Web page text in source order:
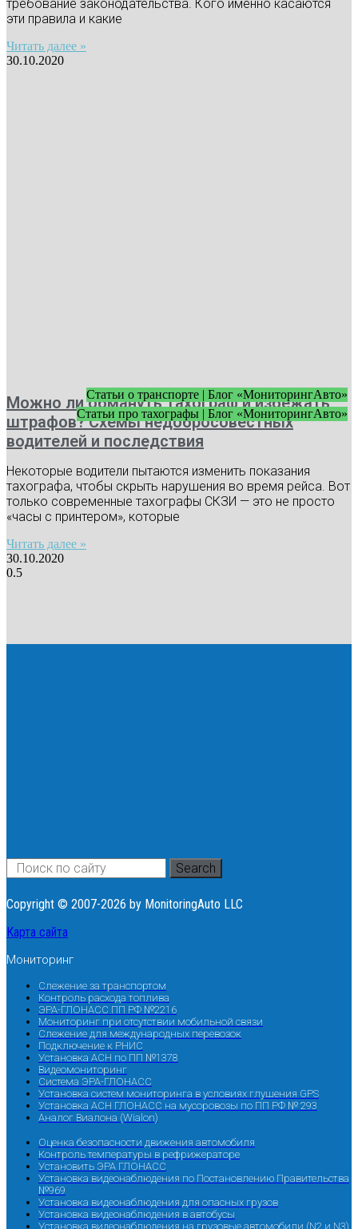
требование законодательства. Кого именно касаются
эти правила и какие
Читать далее »
30.10.2020
Статьи о транспорте | Блог «МониторингАвто»
Статьи про тахографы | Блог «МониторингАвто»
Можно ли обмануть тахограф и избежать
штрафов? Схемы недобросовестных
водителей и последствия
Некоторые водители пытаются изменить показания
тахографа, чтобы скрыть нарушения во время рейса. Вот
только современные тахографы СКЗИ — это не просто
«часы с принтером», которые
Читать далее »
30.10.2020
Search
Copyright © 2007-2026 by MonitoringAuto LLC
Карта сайта
Мониторинг
Слежение за транспортом
Контроль расхода топлива
ЭРА-ГЛОНАСС ПП РФ №2216
Мониторинг при отсутствии мобильной связи
Слежение для международных перевозок
Подключение к РНИС
Установка АСН по ПП №1378
Видеомониторинг
Система ЭРА-ГЛОНАСС
Установка систем мониторинга в условиях глушения GPS
Установка АСН ГЛОНАСС на мусоровозы по ПП РФ № 293
Аналог Виалона (Wialon)
Оценка безопасности движения автомобиля
Контроль температуры в рефрижераторе
Установить ЭРА ГЛОНАСС
Установка видеонаблюдения по Постановлению Правительства
№969
Установка видеонаблюдения для опасных грузов
Установка видеонаблюдения в автобусы
Установка видеонаблюдения на грузовые автомобили (N2 и N3)